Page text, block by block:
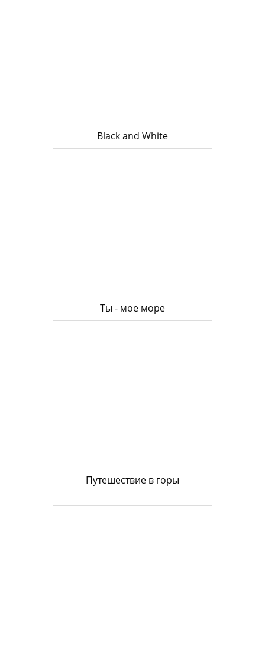
Black and White
Ты - мое море
Путешествие в горы